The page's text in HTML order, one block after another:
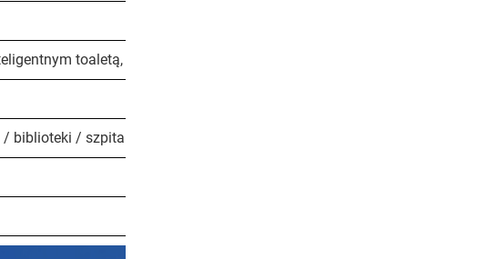
toaletą, klimatyzacją
biblioteki / szpitala